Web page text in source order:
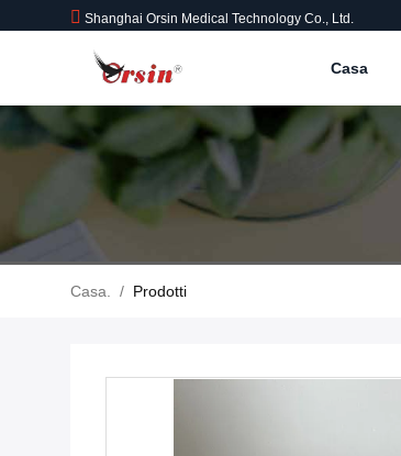
Shanghai Orsin Medical Technology Co., Ltd.
Casa
Casa. / Prodotti